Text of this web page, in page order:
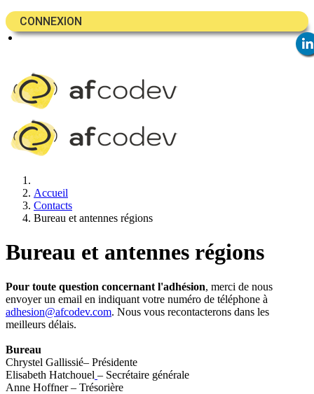
CONNEXION
Accueil
Contacts
Bureau et antennes régions
Bureau et antennes régions
Pour toute question concernant l'adhésion, merci de nous
envoyer un email en indiquant votre numéro de téléphone à
adhesion@afcodev.com. Nous vous recontacterons dans les
meilleurs délais.
Bureau
Chrystel Gallissié– Présidente
Elisabeth Hatchouel – Secrétaire générale
Anne Hoffner – Trésorière